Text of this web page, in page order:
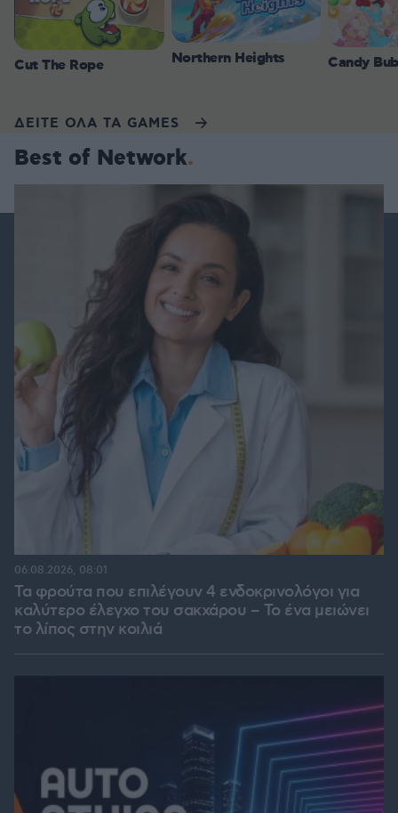
Cut The Rope Northern Heights Candy
ΔΕΙΤΕ ΟΛΑ ΤΑ GAMES
Best of Network
Τα φρούτα που επιλέγουν 4 ενδοκρινολόγοι για
καλύτερο έλεγχο του σακχάρου – Το ένα μειώνει
το λίπος στην κοιλιά
06.08.2026, 08:01